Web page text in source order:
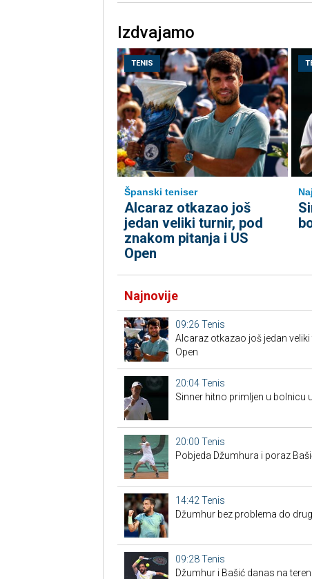
Izdvajamo
TENIS
Španski teniser
Alcaraz otkazao još
jedan veliki turnir, pod
znakom pitanja i US
Open
Najnovije
09:26 Tenis
Alcaraz otkazao još jedan
Open
20:04Tenis
Sinner hitno primljen u bolnicu
20:00 Tenis
Pobjeda Džumhura i poraz
14:42 Tenis
Džumhur bez problema do
09:28Tenis
Džumhur i Bašić danas na